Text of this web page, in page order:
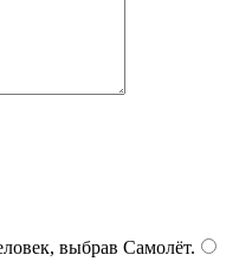
выбрав Самолёт.